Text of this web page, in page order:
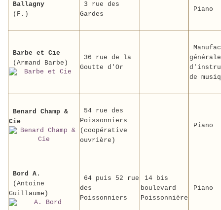
Ballagny
(F.)
3 rue des
Gardes
Piano
Barbe et Cie
(Armand Barbe)
36 rue de la
Goutte d'Or
générale
de
Benard Champ &
Cie
54 rue des
Poissonniers
(coopérative
ouvrière)
Piano
Bord A.
(Antoine
Guillaume)
64 puis 52 rue
des
Poissonniers
14 bis
boulevard
Poissonnière
Piano